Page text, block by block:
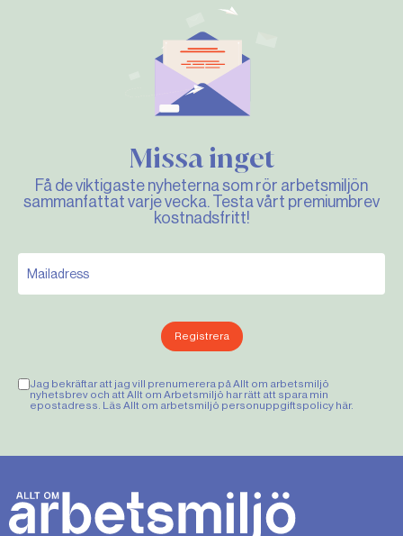
Missa inget
Få de viktigaste nyheterna som rör arbetsmiljön
sammanfattat varje vecka. Testa vårt premiumbrev
kostnadsfritt!
Registrera
Jag bekräftar att jag vill prenumerera på Allt om arbetsmiljö
nyhetsbrev och att Allt om Arbetsmiljö har rätt att spara min
epostadress. Läs Allt om arbetsmiljö personuppgiftspolicy här.